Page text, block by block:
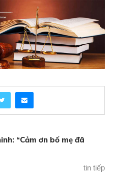
“Cảm ơn bố mẹ đã
tin tiếp